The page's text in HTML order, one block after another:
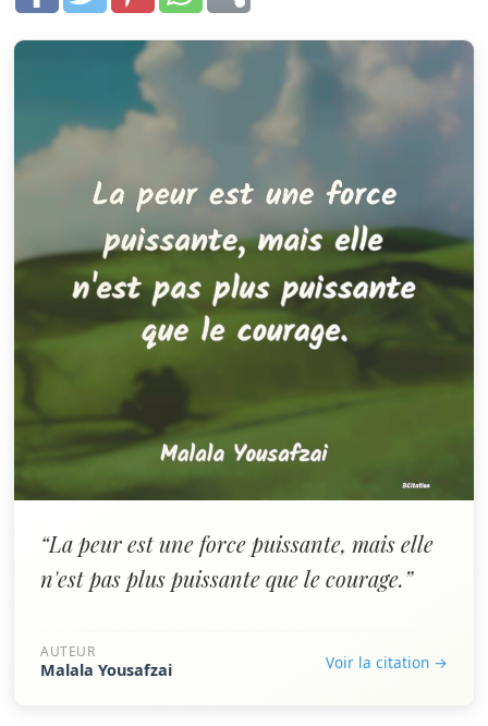
“La peur est une force puissante, mais elle
n'est pas plus puissante que le courage.”
AUTEUR
Malala Yousafzai Voir la citation →